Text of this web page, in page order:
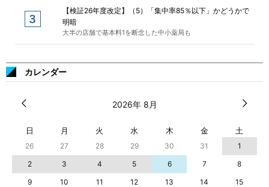
【検証26年度改定】（5）「集中率85％以下」かどうかで
明暗
大半の店舗で基本料1を断念した中小薬局も
カレンダー
2026年 8月
日 月 火 水 木 金 土
26 27 28 29 30 31
1
2
3 4 5 6 7
8
9
10 11 12 13 14
15